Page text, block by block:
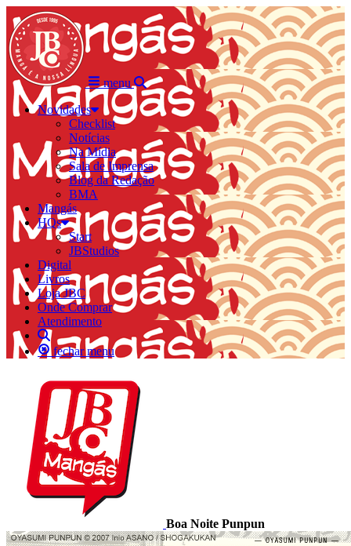
menu
Novidades
Checklist
Notícias
Na Mídia
Sala de Imprensa
Blog da Redação
BMA
Mangás
HQs
Start
JBStudios
Digital
Livros
Loja JBC
Onde Comprar
Atendimento
fechar menu
Boa Noite Punpun